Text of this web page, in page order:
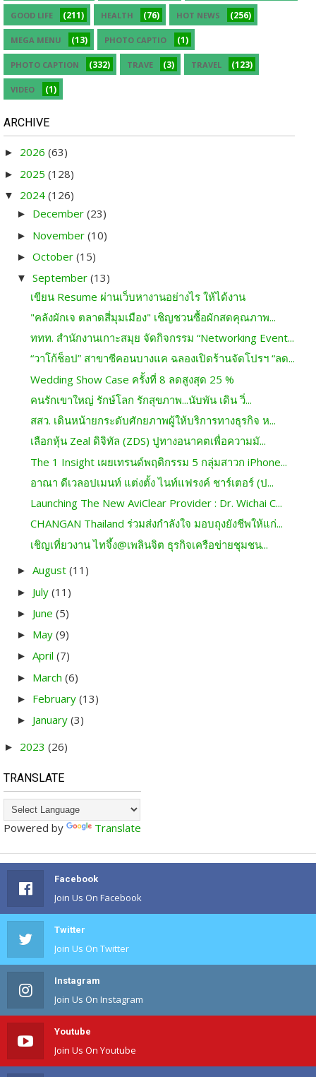
GOOD LIFE (211) HEALTH (76) HOT NEWS (256)
MEGA MENU (13) PHOTO CAPTIO (1)
PHOTO CAPTION (332) TRAVE (3) TRAVEL (123)
VIDEO (1)
ARCHIVE
► 2026 (63)
► 2025 (128)
▼ 2024 (126)
► December (23)
► November (10)
► October (15)
▼ September (13)
เขียน Resume ผ่านเว็บหางานอย่างไร ให้ได้งาน
"คลังผักเจ ตลาดสี่มุมเมือง" เชิญชวนซื้อผักสดคุณภาพ...
ททท. สำนักงานเกาะสมุย จัดกิจกรรม “Networking Event...
“วาโก้ช็อป” สาขาซีคอนบางแค ฉลองเปิดร้านจัดโปรฯ “ลด...
Wedding Show Case ครั้งที่ 8 ลดสูงสุด 25 %
คนรักเขาใหญ่ รักษ์โลก รักสุขภาพ...นับพัน เดิน วิ่...
สสว. เดินหน้ายกระดับศักยภาพผู้ให้บริการทางธุรกิจ ห...
เลือกหุ้น Zeal ดิจิทัล (ZDS) ปูทางอนาคตเพื่อความมั...
The 1 Insight เผยเทรนด์พฤติกรรม 5 กลุ่มสาวก iPhone...
อาณา ดีเวลอปเมนท์ แต่งตั้ง ไนท์แฟรงค์ ชาร์เตอร์ (ป...
Launching The New AviClear Provider : Dr. Wichai C...
CHANGAN Thailand ร่วมส่งกำลังใจ มอบถุงยังชีพให้แก่...
เชิญเที่ยวงาน ไทจึ้ง@เพลินจิต ธุรกิจเครือข่ายชุมชน...
► August (11)
► July (11)
► June (5)
► May (9)
► April (7)
► March (6)
► February (13)
► January (3)
► 2023 (26)
TRANSLATE
Powered by Translate
Facebook
Join Us On Facebook
Twitter
Join Us On Twitter
Instagram
Join Us On Instagram
Youtube
Join Us On Youtube